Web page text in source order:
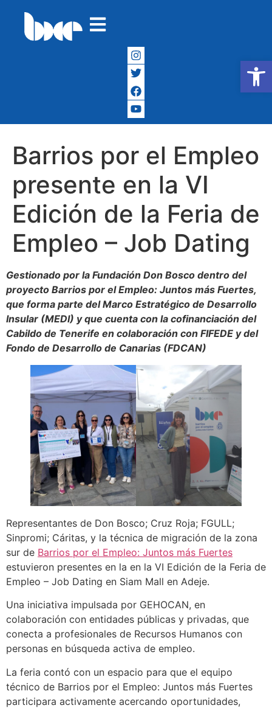
Abrir
Barrios por el Empleo
presente en la VI
Edición de la Feria de
Empleo – Job Dating
Gestionado por la Fundación Don Bosco dentro del
proyecto Barrios por el Empleo: Juntos más Fuertes,
que forma parte del Marco Estratégico de Desarrollo
Insular (MEDI) y que cuenta con la cofinanciación del
Cabildo de Tenerife en colaboración con FIFEDE y del
Fondo de Desarrollo de Canarias (FDCAN)
Representantes de Don Bosco; Cruz Roja; FGULL;
Sinpromi; Cáritas, y la técnica de migración de la zona
sur de Barrios por el Empleo: Juntos más Fuertes
estuvieron presentes en la en la VI Edición de la Feria de
Empleo – Job Dating en Siam Mall en Adeje.
Una iniciativa impulsada por GEHOCAN, en
colaboración con entidades públicas y privadas, que
conecta a profesionales de Recursos Humanos con
personas en búsqueda activa de empleo.
La feria contó con un espacio para que el equipo
técnico de Barrios por el Empleo: Juntos más Fuertes
participara activamente acercando oportunidades,